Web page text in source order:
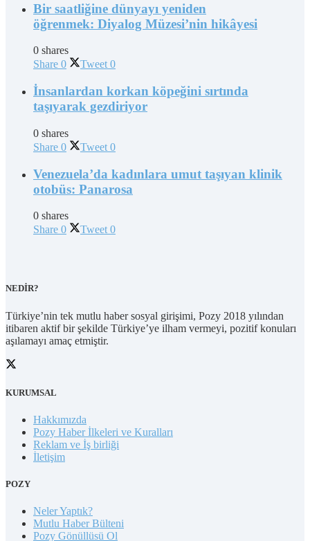
Bir saatliğine dünyayı yeniden
öğrenmek: Diyalog Müzesi’nin hikâyesi
0 shares
Share 0 Tweet 0
İnsanlardan korkan köpeğini sırtında
taşıyarak gezdiriyor
0 shares
Share 0 Tweet 0
Venezuela’da kadınlara umut taşıyan klinik
otobüs: Panarosa
0 shares
Share 0 Tweet 0
NEDİR?
Türkiye’nin tek mutlu haber sosyal girişimi, Pozy 2018 yılından
itibaren aktif bir şekilde Türkiye’ye ilham vermeyi, pozitif konuları
aşılamayı amaç etmiştir.
KURUMSAL
Hakkımızda
Pozy Haber İlkeleri ve Kuralları
Reklam ve İş birliği
İletişim
POZY
Neler Yaptık?
Mutlu Haber Bülteni
Pozy Gönüllüsü Ol